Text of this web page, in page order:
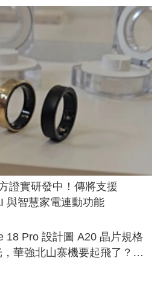
證實研發中！傳將支援
與智慧家電連動功能
18 Pro 設計圖 A20 晶片規格
華強北山寨機要起飛了？專